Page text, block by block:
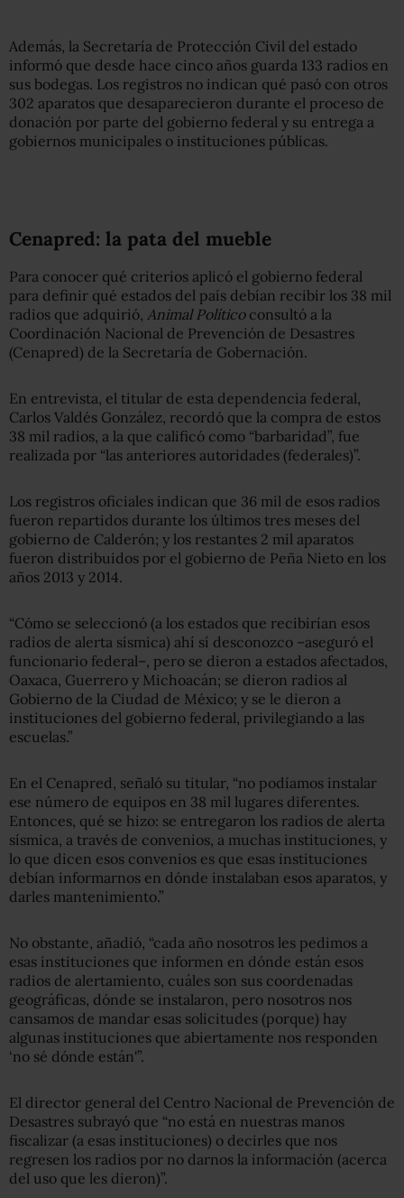
Además, la Secretaría de Protección Civil del estado
informó que desde hace cinco años guarda 133 radios en
sus bodegas. Los registros no indican qué pasó con otros
302 aparatos que desaparecieron durante el proceso de
donación por parte del gobierno federal y su entrega a
gobiernos municipales o instituciones públicas.
Cenapred: la pata del mueble
Para conocer qué criterios aplicó el gobierno federal
para definir qué estados del país debían recibir los 38 mil
radios que adquirió, Animal Políticoconsultó a la
Coordinación Nacional de Prevención de Desastres
(Cenapred) de la Secretaría de Gobernación.
En entrevista, el titular de esta dependencia federal,
Carlos Valdés González, recordó que la compra de estos
38 mil radios, a la que calificó como “barbaridad”, fue
realizada por “las anteriores autoridades (federales)”.
Los registros oficiales indican que 36 mil de esos radios
fueron repartidos durante los últimos tres meses del
gobierno de Calderón; y los restantes 2 mil aparatos
fueron distribuidos por el gobierno de Peña Nieto en los
años 2013 y 2014.
“Cómo se seleccionó (a los estados que recibirían esos
radios de alerta sísmica) ahí sí desconozco –aseguró el
funcionario federal–, pero se dieron a estados afectados,
Oaxaca, Guerrero y Michoacán; se dieron radios al
Gobierno de la Ciudad de México; y se le dieron a
instituciones del gobierno federal, privilegiando a las
escuelas.”
En el Cenapred, señaló su titular, “no podíamos instalar
ese número de equipos en 38 mil lugares diferentes.
Entonces, qué se hizo: se entregaron los radios de alerta
sísmica, a través de convenios, a muchas instituciones, y
lo que dicen esos convenios es que esas instituciones
debían informarnos en dónde instalaban esos aparatos, y
darles mantenimiento.”
No obstante, añadió, “cada año nosotros les pedimos a
esas instituciones que informen en dónde están esos
radios de alertamiento, cuáles son sus coordenadas
geográficas, dónde se instalaron, pero nosotros nos
cansamos de mandar esas solicitudes (porque) hay
algunas instituciones que abiertamente nos responden
‘no sé dónde están'”.
El director general del Centro Nacional de Prevención de
Desastres subrayó que “no está en nuestras manos
fiscalizar (a esas instituciones) o decirles que nos
regresen los radios por no darnos la información (acerca
del uso que les dieron)”.